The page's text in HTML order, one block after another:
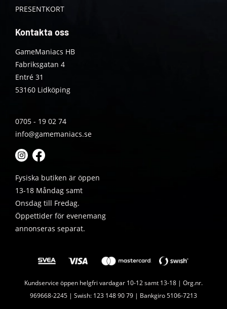
PRESENTKORT
Kontakta oss
GameManiacs HB
Fabriksgatan 4
Entré 31
53160 Lidköping
0705 - 19 02 74
info@gamemaniacs.se
Fysiska butiken är öppen
13-18 Måndag samt
Onsdag till Fredag.
Öppettider för evenemang
annonseras separat.
Kundservice öppen helgfri vardagar 10-12 samt 13-18 | Org.nr.
969668-2245 | Swish: 123 148 90 79 | Bankgiro 5106-7213